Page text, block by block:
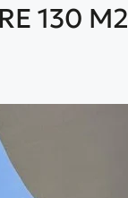
130 M2